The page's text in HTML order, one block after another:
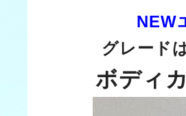
NEW
グレード
ボディ